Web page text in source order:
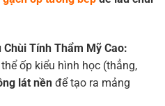
Chùi Tính Thẩm Mỹ Cao:
ốp kiểu hình học (thẳng,
lát nền để tạo ra mảng